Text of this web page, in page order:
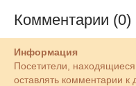
Комментарии (0)
Информация
Посетители, находящиеся
оставлять комментарии к